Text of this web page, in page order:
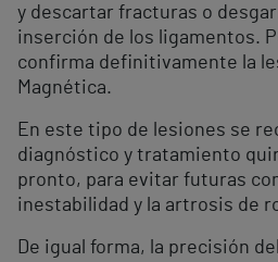
y descartar fracturas o
inserción de los ligamentos.
confirma definitivamente la
Magnética.
En este tipo de lesiones se
diagnóstico y tratamiento
pronto, para evitar futuras
inestabilidad y la artrosis de
De igual forma, la precisión